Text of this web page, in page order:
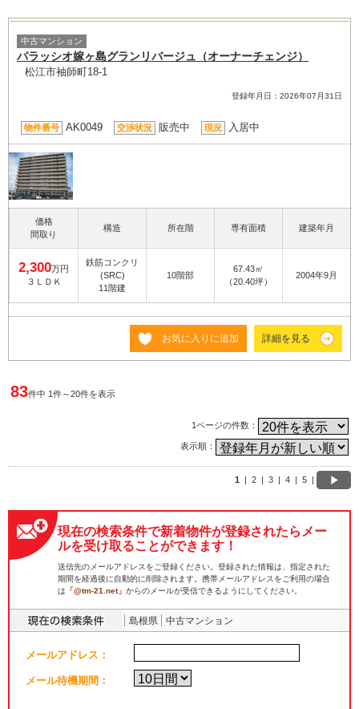
中古マンション
パラッシオ嫁ヶ島グランリバージュ（オーナーチェンジ）
松江市袖師町18-1
登録年月日：2026年07月31日
物件番号 AK0049 交渉状況 販売中 現況 入居中
価格
間取り
構造 所在階 専有面積 建築年月
2,300万円
３ＬＤＫ
鉄筋コンクリ
(SRC)
11階建
10階部
67.43㎡
（20.40坪）
2004年9月
お気に入りに追加 詳細を見る
83件中 1件～20件を表示
1ページの件数：
表示順：
1 | 2 | 3 | 4 | 5 |
現在の検索条件で新着物件が登録されたらメー
ルを受け取ることができます！
送信先のメールアドレスをご登録ください。登録された情報は、指定された
期間を経過後に自動的に削除されます。携帯メールアドレスをご利用の場合
は 「@tm-21.net」 からのメールが受信できるようにしてください。
島根県 中古マンション
メールアドレス：
メール待機期間：